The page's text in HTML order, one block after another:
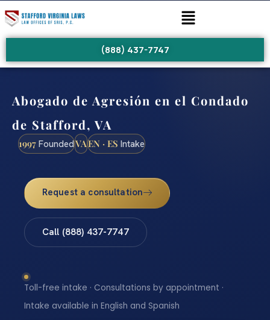
(888) 437-7747
Abogado de Agresión en el Condado
de Stafford, VA
1997 FoundedVAEN · ES Intake
Request a consultation
Call (888) 437-7747
Toll-free intake · Consultations by appointment ·
Intake available in English and Spanish